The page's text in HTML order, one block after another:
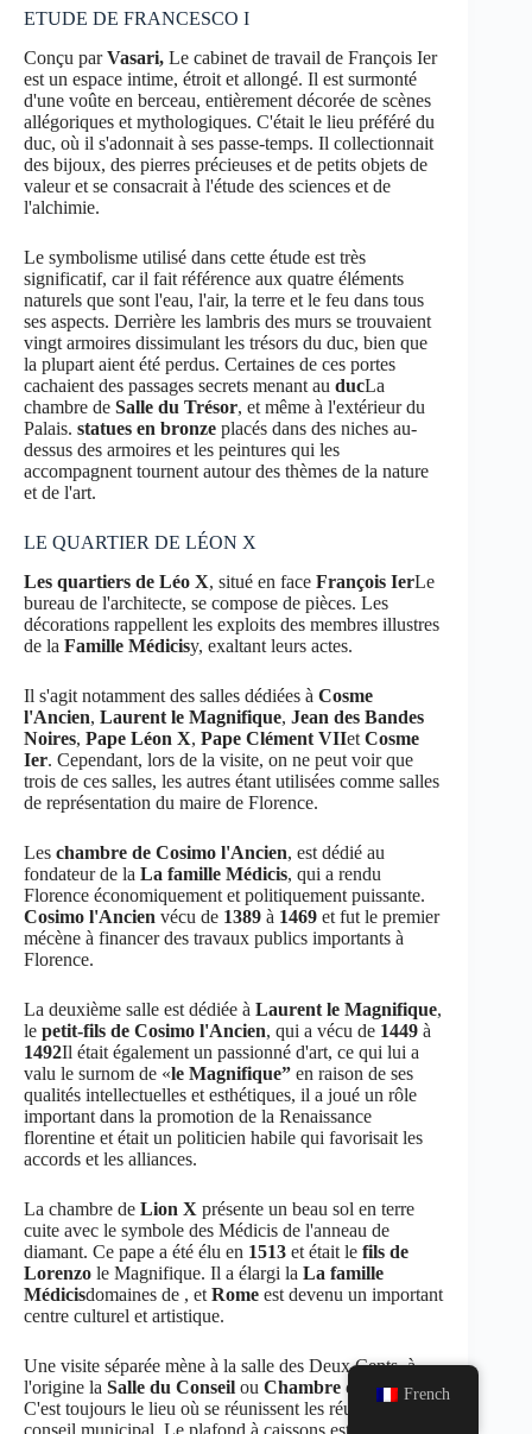
ETUDE DE FRANCESCO I
Conçu parVasari, Le cabinet de travail de François Ier
est un espace intime, étroit et allongé. Il est surmonté
d'une voûte en berceau, entièrement décorée de scènes
allégoriques et mythologiques. C'était le lieu préféré du
duc, où il s'adonnait à ses passe-temps. Il collectionnait
des bijoux, des pierres précieuses et de petits objets de
valeur et se consacrait à l'étude des sciences et de
l'alchimie.
Le symbolisme utilisé dans cette étude est très
significatif, car il fait référence aux quatre éléments
naturels que sont l'eau, l'air, la terre et le feu dans tous
ses aspects. Derrière les lambris des murs se trouvaient
vingt armoires dissimulant les trésors du duc, bien que
la plupart aient été perdus. Certaines de ces portes
cachaient des passages secrets menant au ducLa
chambre de Salle du Trésor, et même à l'extérieur du
Palais. statues en bronze placés dans des niches au-
dessus des armoires et les peintures qui les
accompagnent tournent autour des thèmes de la nature
et de l'art.
LE QUARTIER DE LÉON X
Les quartiers de Léo X, situé en face François IerLe
bureau de l'architecte, se compose de pièces. Les
décorations rappellent les exploits des membres illustres
de la Famille Médicisy, exaltant leurs actes.
Il s'agit notamment des salles dédiées à Cosme
l'Ancien, Laurent le Magnifique, Jean des Bandes
Noires, Pape Léon X, Pape Clément VIIet Cosme
Ier. Cependant, lors de la visite, on ne peut voir que
trois de ces salles, les autres étant utilisées comme salles
de représentation du maire de Florence.
Les chambre de Cosimo l'Ancien, est dédié au
fondateur de la La famille Médicis, qui a rendu
Florence économiquement et politiquement puissante.
Cosimo l'Ancien vécu de 1389 à 1469 et fut le premier
mécène à financer des travaux publics importants à
Florence.
La deuxième salle est dédiée à Laurent le Magnifique,
le petit-fils de Cosimo l'Ancien, qui a vécu de 1449 à
1492Il était également un passionné d'art, ce qui lui a
valu le surnom de «le Magnifique” en raison de ses
qualités intellectuelles et esthétiques, il a joué un rôle
important dans la promotion de la Renaissance
florentine et était un politicien habile qui favorisait les
accords et les alliances.
La chambre de Lion X présente un beau sol en terre
cuite avec le symbole des Médicis de l'anneau de
diamant. Ce pape a été élu en 1513 et était le fils de
Lorenzo le Magnifique. Il a élargi la La famille
Médicisdomaines de , et Rome est devenu un important
centre culturel et artistique.
Une visite séparée mène à la salle des Deux Cents, à
l'origine la Salle du Conseil ou Chambre du peuple.
C'est toujours le lieu où se réunissent les réunions du
conseil municipal. Le plafond à caissons est décoré de
French